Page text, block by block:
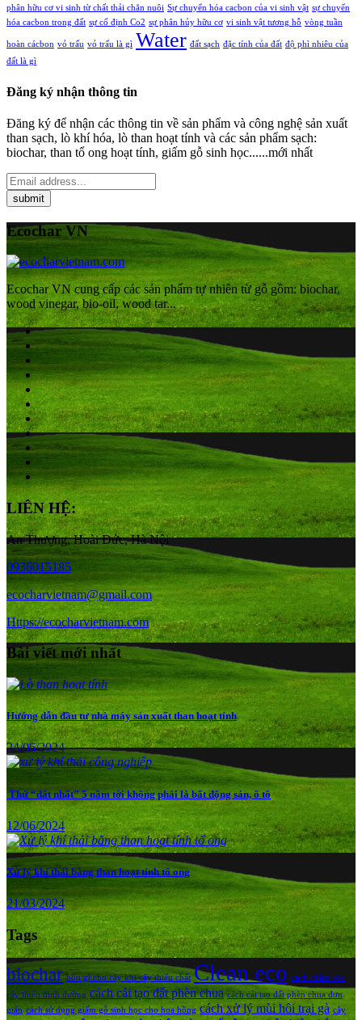
phân hữu cơ vi sinh từ chất thải chăn nuôi Sự chuyển hóa cacbon của vi sinh vật sự chuyển
hóa cacbon trong đất sự cố định Co2 sự phân hủy hữu cơ vi sinh vật tương hỗ vòng tuần
hoàn cácbon vỏ trấu vỏ trấu là gì Water đất sạch đặc tính của đất độ phì nhiêu của
đất là gì
Đăng ký nhận thông tin
Đăng ký để nhận các thông tin về sản phẩm và công nghệ sản xuất
than sạch, lò khí hóa, lò than hoạt tính và các sản phẩm sạch:
biochar, than tổ ong hoạt tính, giấm gỗ sinh học......mới nhất
Ecochar VN
Ecochar VN cung cấp các sản phẩm tự nhiên từ gỗ gồm: biochar,
wood vinegar, bio-oil, wood tar...
LIÊN HỆ:
An Thượng, Hoài Đức, Hà Nội
0936015185
ecocharvietnam@gmail.com
Https://ecocharvietnam.com
Bài viết mới nhất
Hướng dẫn đầu tư nhà máy sản xuất than hoạt tính
24/06/2024
Thứ “đắt nhất” 5 năm tới không phải là bất động sản, ô tô
12/06/2024
Xử lý khí thải bằng than hoạt tính tổ ong
21/03/2024
Tags
biochar bón gì cho cây khi cây thiếu chất Clean eco cách chăm sóc
cây thiếu dinh dưỡng cách cải tạo đất phèn chua cách cải tạo đất phèn chua đơn
giản cách sử dụng giấm gỗ sinh học cho hoa hồng cách xử lý mùi hôi trại gà cây